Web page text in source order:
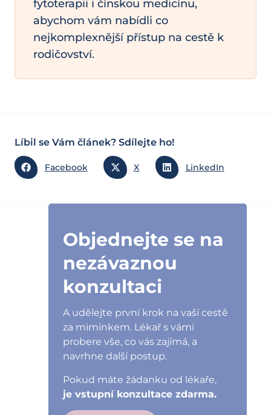
fytoterapii i čínskou medicínu,
abychom vám nabídli co
nejkomplexnější přístup na cestě k
rodičovství.
Líbil se Vám článek? Sdílejte ho!
Facebook X LinkedIn
Objednejte se na
nezávaznou
konzultaci
A udělejte první krok na vaší cestě
za miminkem. Lékař s vámi
probere vše, co vás zajímá, a
navrhne další postup.
Pokud máte žádanku od lékaře,
je vstupní konzultace zdarma.